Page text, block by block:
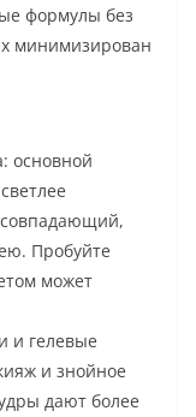
формулы без
минимизирован
основной
совпадающий,
Пробуйте
может
и гелевые
и знойное
дают более